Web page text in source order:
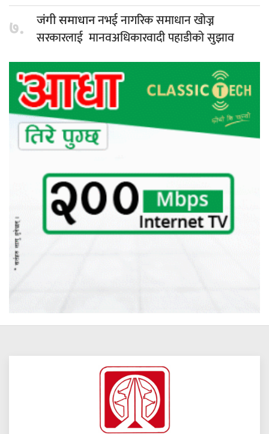
७. जंगी समाधाननभई नागरिक समाधान खोज्न
सरकारलाई मानवअधिकारवादी पहाडीको सुझाव